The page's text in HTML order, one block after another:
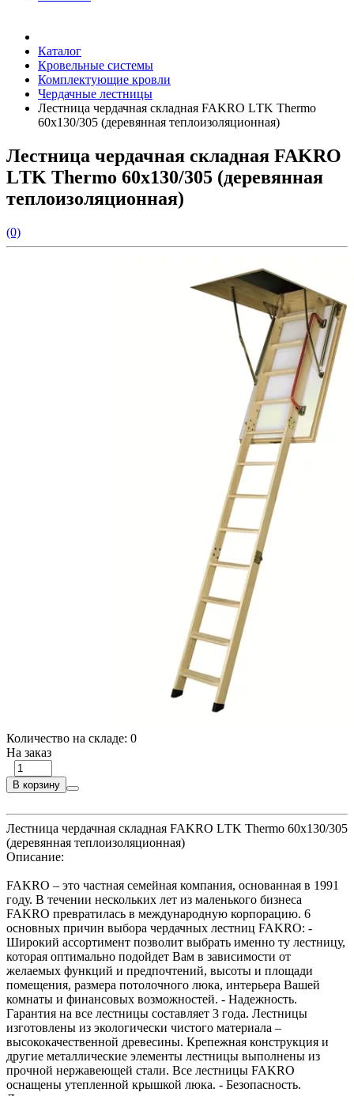
Каталог
Кровельные системы
Комплектующие кровли
Чердачные лестницы
Лестница чердачная складная FAKRO LТK Thermo
60х130/305 (деревянная теплоизоляционная)
Лестница чердачная складная FAKRO
LТK Thermo 60х130/305 (деревянная
теплоизоляционная)
(0)
Количество на складе: 0
На заказ
В корзину
Лестница чердачная складная FAKRO LТK Thermo 60х130/305
(деревянная теплоизоляционная)
Описание:
FAKRO – это частная семейная компания, основанная в 1991
году. В течении нескольких лет из маленького бизнеса
FAKRO превратилась в международную корпорацию. 6
основных причин выбора чердачных лестниц FAKRO: -
Широкий ассортимент позволит выбрать именно ту лестницу,
которая оптимально подойдет Вам в зависимости от
желаемых функций и предпочтений, высоты и площади
помещения, размера потолочного люка, интерьера Вашей
комнаты и финансовых возможностей. - Надежность.
Гарантия на все лестницы составляет 3 года. Лестницы
изготовлены из экологически чистого материала –
высококачественной древесины. Крепежная конструкция и
другие металлические элементы лестницы выполнены из
прочной нержавеющей стали. Все лестницы FAKRO
оснащены утепленной крышкой люка. - Безопасность.